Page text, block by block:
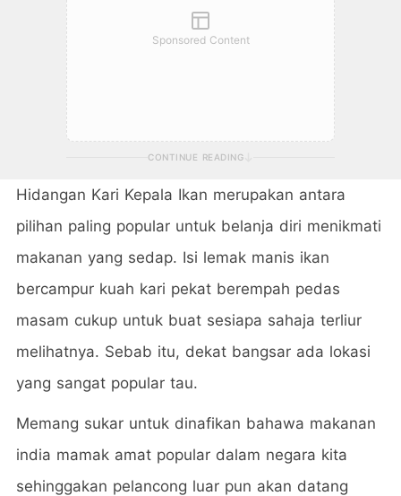
Sponsored Content
CONTINUE READING
Hidangan Kari Kepala Ikan merupakan antara
pilihan paling popular untuk belanja diri menikmati
makanan yang sedap. Isi lemak manis ikan
bercampur kuah kari pekat berempah pedas
masam cukup untuk buat sesiapa sahaja terliur
melihatnya. Sebab itu, dekat bangsar ada lokasi
yang sangat popular tau.
Memang sukar untuk dinafikan bahawa makanan
india mamak amat popular dalam negara kita
sehinggakan pelancong luar pun akan datang